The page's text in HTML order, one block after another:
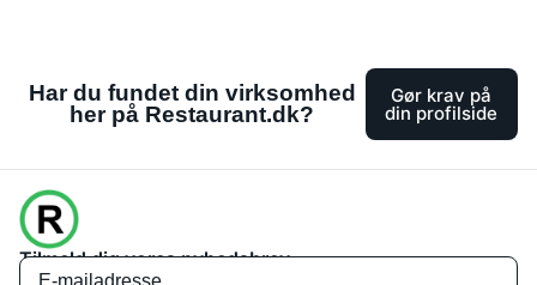
Har du fundet din virksomhed
her på Restaurant.dk?
Gør krav på
din profilside
Tilmeld dig vores nyhedsbrev